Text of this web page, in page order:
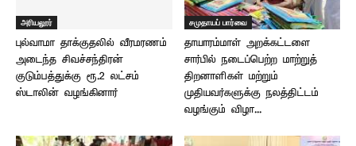
அரியலூர்
புல்வாமா தாக்குதலில் வீரமரணம்
அடைந்த சிவச்சந்திரன்
குடும்பத்துக்கு ரூ.2 லட்சம் –
ஸ்டாலின் வழங்கினார்
சமுதாயப் பார்வை
தாயாரம்மாள் அறக்கட்டளை
சார்பில் நடைப்பெற்ற மாற்றுத்
திறனாளிகள் மற்றும்
முதியவர்களுக்கு நலத்திட்டம்
வழங்கும் விழா...